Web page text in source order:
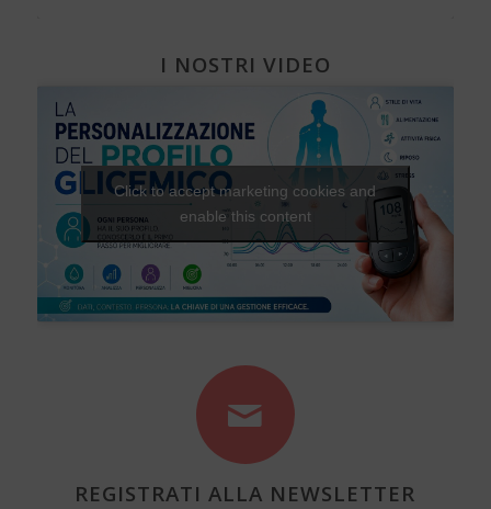
I NOSTRI VIDEO
Click to accept marketing cookies and
enable this content
REGISTRATI ALLA NEWSLETTER